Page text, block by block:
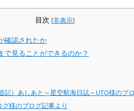
目次 [非表示]
確認されたか
で見ることができるのか？
）あしあと～星空航海日誌～UTO様のブ
様のブログ記事より